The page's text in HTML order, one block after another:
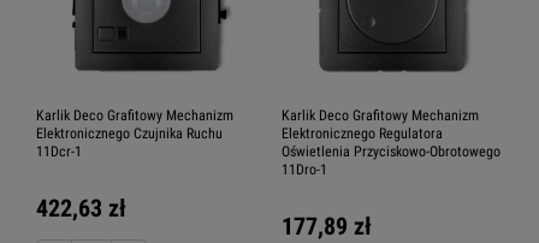
Karlik Deco Grafitowy Mechanizm
Elektronicznego Czujnika Ruchu
11Dcr-1
422,63 zł
Karlik Deco Grafitowy Mechanizm
Elektronicznego Regulatora
Oświetlenia Przyciskowo-Obrotowego
11Dro-1
177,89 zł